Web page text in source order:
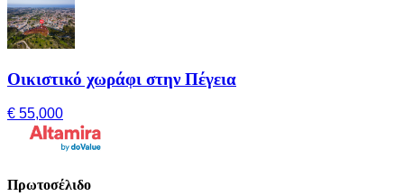
Οικιστικό χωράφι στην Πέγεια
€ 55,000
Πρωτοσέλιδο